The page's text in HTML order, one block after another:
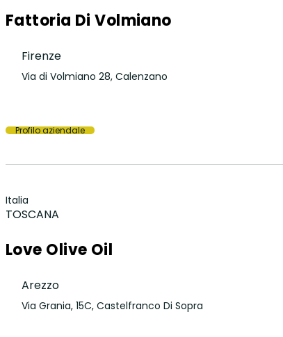
Fattoria Di Volmiano
Firenze
Via di Volmiano 28, Calenzano
Profilo aziendale
Italia
TOSCANA
Love Olive Oil
Arezzo
Via Grania, 15C, Castelfranco Di Sopra